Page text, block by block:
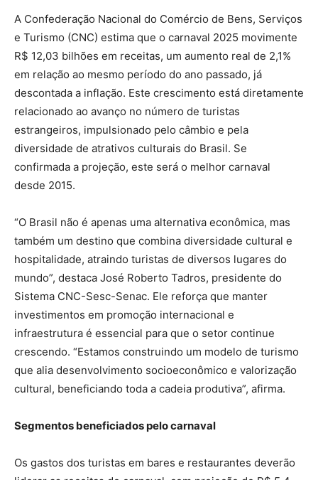
A Confederação Nacional do Comércio de Bens, Serviços
e Turismo (CNC) estima que o carnaval 2025 movimente
R$ 12,03 bilhões em receitas, um aumento real de 2,1%
em relação ao mesmo período do ano passado, já
descontada a inflação. Este crescimento está diretamente
relacionado ao avanço no número de turistas
estrangeiros, impulsionado pelo câmbio e pela
diversidade de atrativos culturais do Brasil. Se
confirmada a projeção, este será o melhor carnaval
desde 2015.
“O Brasil não é apenas uma alternativa econômica, mas
também um destino que combina diversidade cultural e
hospitalidade, atraindo turistas de diversos lugares do
mundo”, destaca José Roberto Tadros, presidente do
Sistema CNC-Sesc-Senac. Ele reforça que manter
investimentos em promoção internacional e
infraestrutura é essencial para que o setor continue
crescendo. “Estamos construindo um modelo de turismo
que alia desenvolvimento socioeconômico e valorização
cultural, beneficiando toda a cadeia produtiva”, afirma.
Segmentos beneficiados pelo carnaval
Os gastos dos turistas em bares e restaurantes deverão